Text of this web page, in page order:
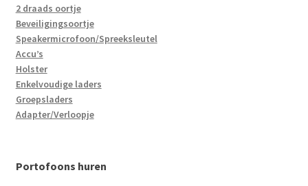
2 draads oortje
Beveiligingsoortje
Speakermicrofoon/Spreeksleutel
Accu’s
Holster
Enkelvoudige laders
Groepsladers
Adapter/Verloopje
Portofoons huren